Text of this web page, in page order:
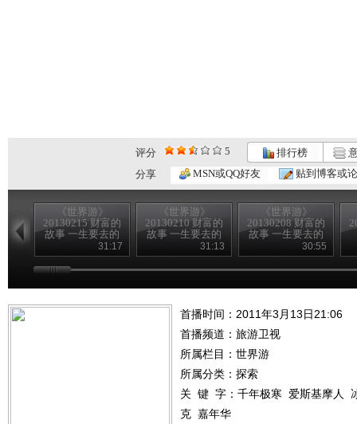
评分 5 排行榜
分享
MSN或QQ好友 贴到博客或
《世界游》
20130215 财富的
故事 一生要去的
31:17
《世界游》
20130210 财富的
故事 一生要去的
31:13
《世界游》
20130208 财富的
故事 一生要去的
30:55
首播时间：2011年3月13日21:06
首播频道： 旅游卫视
所属栏目： 世界游
所属分类：探索
关 键 字： 千年极寒 爱斯基摩人
克 嘉年华